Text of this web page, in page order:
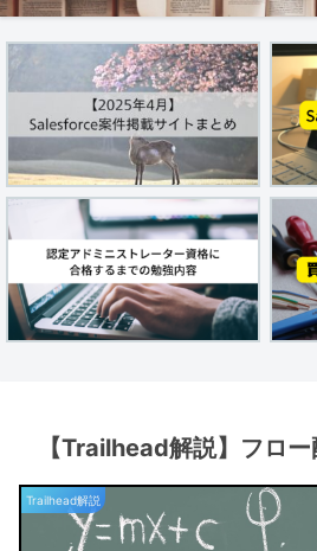
【Trailhead解説】フロ
Trailhead解説